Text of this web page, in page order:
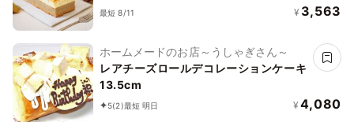
最短 8/11 ¥ 3,563
ホームメードのお店～うしゃぎさん～
レアチーズロールデコレーションケーキ
13.5cm
5(2)最短 明日 ¥ 4,080